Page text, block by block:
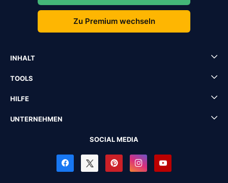
Zu Premium wechseln
INHALT
TOOLS
HILFE
UNTERNEHMEN
SOCIAL MEDIA